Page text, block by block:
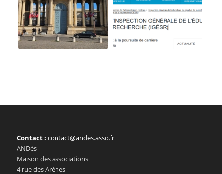
Contact : contact@andes.asso.fr
ANDès
Maison des associations
4 rue des Arènes